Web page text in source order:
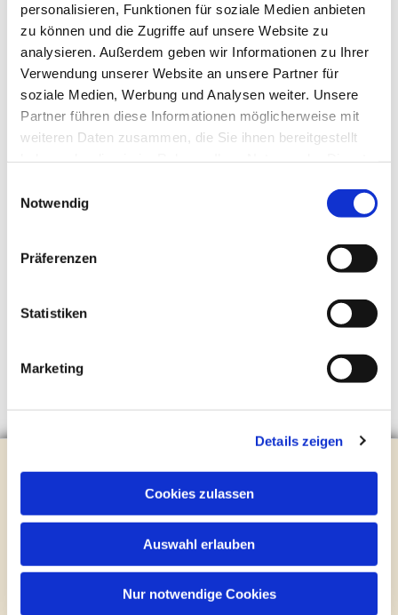
personalisieren, Funktionen für soziale Medien anbieten
zu können und die Zugriffe auf unsere Website zu
analysieren. Außerdem geben wir Informationen zu Ihrer
Verwendung unserer Website an unsere Partner für
soziale Medien, Werbung und Analysen weiter. Unsere
Partner führen diese Informationen möglicherweise mit
weiteren Daten zusammen, die Sie ihnen bereitgestellt
Notwendig
Präferenzen
Statistiken
Marketing
Details zeigen
Cookies zulassen
Auswahl erlauben
Nur notwendige Cookies
Weitere Informationen erhalten Sie bei
Christine Dröge, Tel. 05204/ 4237 und
Marion Dawidowski, Tel. 0151/72140261
Brockhagener Straße 28 | 33803 Steinhagen
Mail:gemeindeamt@kirche-steinhagen.de
Newsletter abonnieren
Kontakt und Öffnungszeiten